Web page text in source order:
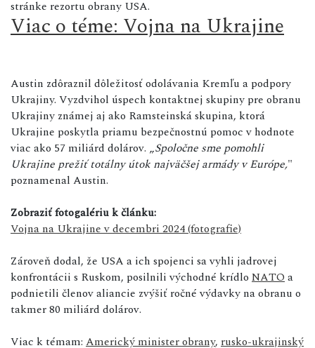
stránke rezortu obrany USA.
Viac o téme: Vojna na Ukrajine
Austin zdôraznil dôležitosť odolávania Kremľu a podpory
Ukrajiny. Vyzdvihol úspech kontaktnej skupiny pre obranu
Ukrajiny známej aj ako Ramsteinská skupina, ktorá
Ukrajine poskytla priamu bezpečnostnú pomoc v hodnote
viac ako 57 miliárd dolárov. „Spoločne sme pomohli
Ukrajine prežiť totálny útok najväčšej armády v Európe,"
poznamenal Austin.
Zobraziť fotogalériu k článku:
Vojna na Ukrajine v decembri 2024 (fotografie)
Zároveň dodal, že USA a ich spojenci sa vyhli jadrovej
konfrontácii s Ruskom, posilnili východné krídlo NATO a
podnietili členov aliancie zvýšiť ročné výdavky na obranu o
takmer 80 miliárd dolárov.
Viac k témam: Americký minister obrany, rusko-ukrajinský